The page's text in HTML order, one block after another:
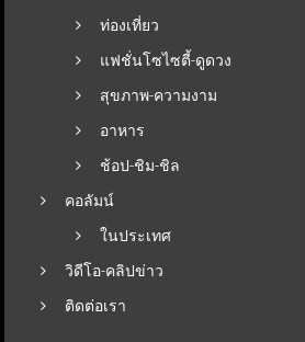
ท่องเที่ยว
แฟชั่นโซไซตี้-ดูดวง
สุขภาพ-ความงาม
อาหาร
ช้อป-ชิม-ชิล
คอลัมน์
ในประเทศ
วิดีโอ-คลิปข่าว
ติดต่อเรา